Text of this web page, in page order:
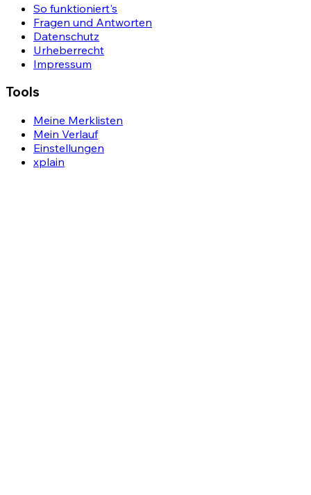
So funktioniert's
Fragen und Antworten
Datenschutz
Urheberrecht
Impressum
Tools
Meine Merklisten
Mein Verlauf
Einstellungen
xplain